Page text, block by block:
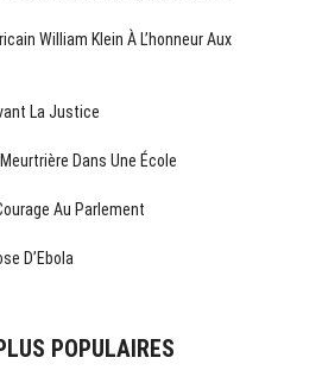
William Klein À L’honneur Aux
La Justice
Dans Une École
Au Parlement
D’Ebola
POPULAIRES